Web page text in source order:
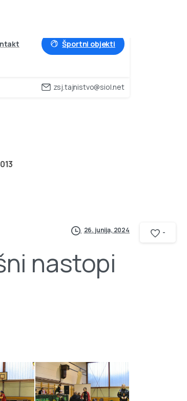
Športni objekti
zsj.tajnistvo@siol.net
26. junija, 2024
nastopi
-